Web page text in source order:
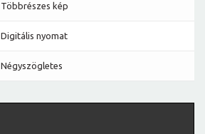
Többrészes kép
Digitális nyomat
Négyszögletes